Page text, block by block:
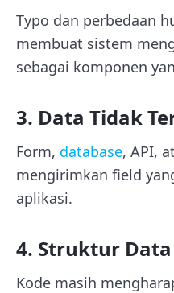
Typo dan perbedaan
membuat sistem
sebagai komponen
3. Data Tidak
Form, database, API,
mengirimkan field
aplikasi.
4. Struktur
Kode masih